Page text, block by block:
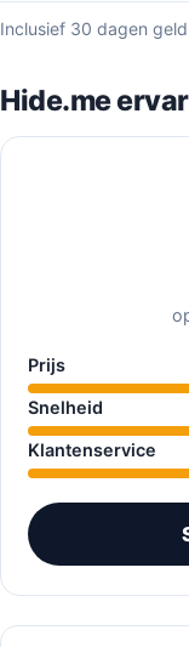
Inclusief 30 dagen
Hide.me
Prijs
Snelheid
Klantenservice